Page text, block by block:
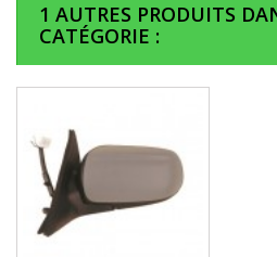
1 AUTRES PRODUITS
CATÉGORIE :